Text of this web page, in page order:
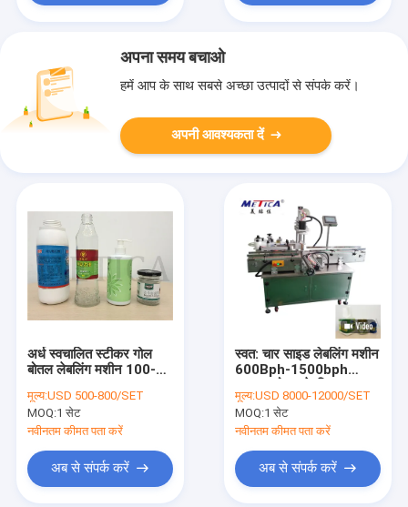
अपना समय बचाओ
हमें आप के साथ सबसे अच्छा उत्पादों से संपर्क करें।
अपनी आवश्यकता दें
अर्ध स्वचालित स्टीकर गोल
बोतल लेबलिंग मशीन 100-
मूल्य:USD 500-800/SET
MOQ:1 सेट
नवीनतम कीमत पता करें
अब से संपर्क करें
स्वत: चार साइड लेबलिंग मशीन
600Bph-1500bph
अनुकूलित
मूल्य:USD 8000-12000/SET
MOQ:1 सेट
नवीनतम कीमत पता करें
अब से संपर्क करें